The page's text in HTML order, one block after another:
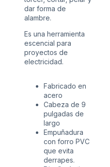
dar forma de
alambre.
Es una herramienta
escencial para
proyectos de
electricidad.
Fabricado en
acero
Cabeza de 9
pulgadas de
largo
Empuñadura
con forro PVC
que evita
derrapes.